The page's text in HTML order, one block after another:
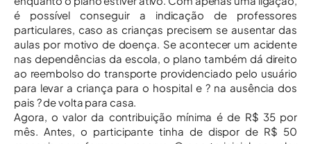
é possível conseguir a indicação de professores
particulares, caso as crianças precisem se ausentar das
aulas por motivo de doença. Se acontecer um acidente
nas dependências da escola, o plano também dá direito
ao reembolso do transporte providenciado pelo usuário
para levar a criança para o hospital e ? na ausência dos
pais ? de volta para casa.
Agora, o valor da contribuição mínima é de R$ 35 por
mês. Antes, o participante tinha de dispor de R$ 50